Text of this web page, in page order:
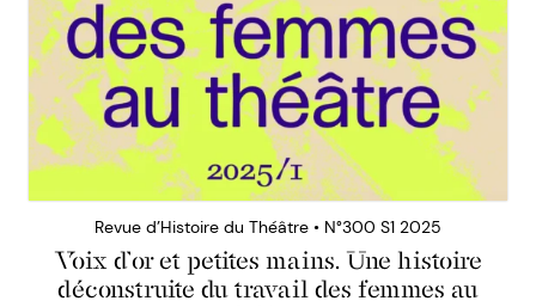
Revue d’Histoire du Théâtre • N°300 S1 2025
Voix d’or et petites mains. Une histoire
déconstruite du travail des femmes au